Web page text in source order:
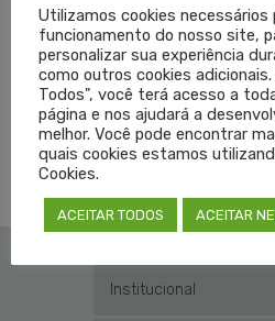
Texto: Antônio Bavaresco
Edição: Viviane Schwäger
TAGGED EM: CREMERS,SEMINARIO,TAQUARA
Institucional
Utilizamos cookies necessários
funcionamento do nosso site,
personalizar sua experiência
como outros cookies
Todos", você terá acesso a
página e nos ajudará a
melhor. Você pode encontrar
quais cookies estamos
Cookies.
ACEITAR TODOS ACEITAR